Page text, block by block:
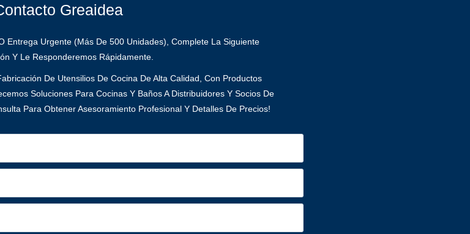
Greaidea
Entrega Urgente (más De 500 Unidades), Complete La Siguiente
Y Le Responderemos Rápidamente.
De Utensilios De Cocina De Alta Calidad, Con Productos
Soluciones Para Cocinas Y Baños A Distribuidores Y Socios De
Para Obtener Asesoramiento Profesional Y Detalles De Precios!